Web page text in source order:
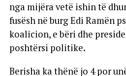
nga mijëra vetë ishin të
fusësh në burg Edi Ramën
koalicion, e bëri dhe
poshtërsi politike.
Berisha ka thënë jo 4 por